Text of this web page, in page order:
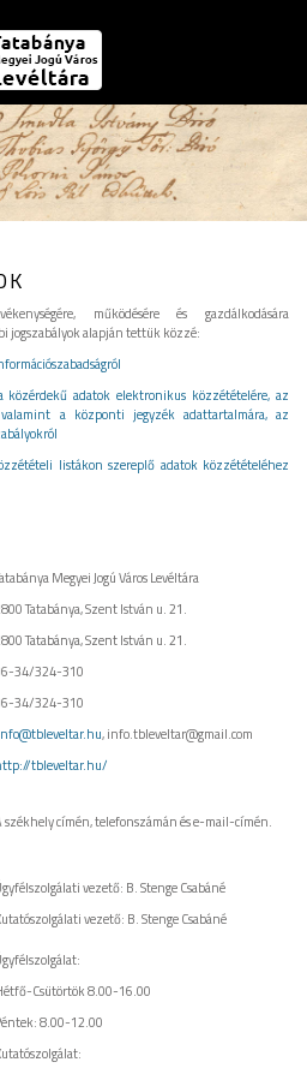
működésére és gazdálkodására
jogszabályok alapján tettük közzé:
adatok elektronikus közzétételére, az
valamint a központi jegyzék adattartalmára, az
listákon szereplő adatok közzétételéhez
Megyei Jogú Város Levéltára
Tatabánya, Szent István u. 21.
Tatabánya, Szent István u. 21.
34/324-310
34/324-310
, info.tbleveltar@gmail.com
tbleveltar.hu/
székhely címén, telefonszámán és e-mail-címén.
vezető: B. Stenge Csabáné
vezető: B. Stenge Csabáné
Csütörtök 8.00-16.00
8.00-12.00